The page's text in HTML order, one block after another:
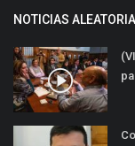
NOTICIAS